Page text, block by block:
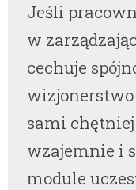
Jeśli
w
cechuje
sami chętniej
wzajemnie i
module